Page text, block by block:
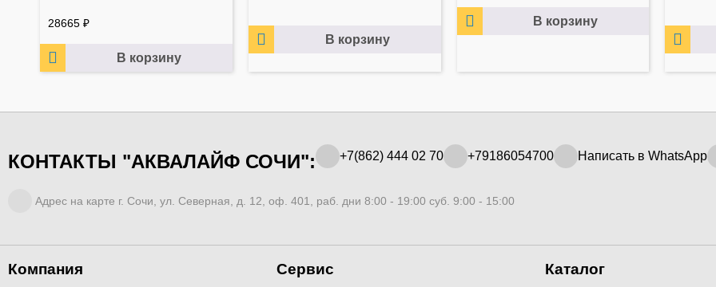
28665 ₽
В корзину
В корзину
В корзину
КОНТАКТЫ "АКВАЛАЙФ СОЧИ": +7(862) 444 02 70 +79186054700 Написать в WhatsApp
Адрес на карте г. Сочи, ул. Северная, д. 12, оф. 401, раб. дни 8:00 - 19:00 суб. 9:00 - 15:00
Компания Сервис Каталог